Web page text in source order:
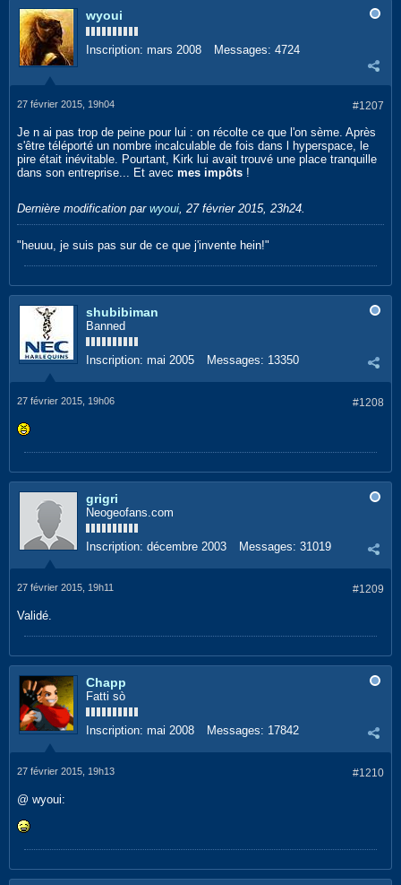
wyoui
Inscription: mars 2008 Messages: 4724
#1207
27 février 2015, 19h04
Je n ai pas trop de peine pour lui : on récolte ce que l'on sème. Après
s'être téléporté un nombre incalculable de fois dans l hyperspace, le
pire était inévitable. Pourtant, Kirk lui avait trouvé une place tranquille
dans son entreprise... Et avec mes impôts !
Dernière modification par wyoui, 27 février 2015, 23h24.
"heuuu, je suis pas sur de ce que j'invente hein!"
shubibiman
Banned
Inscription: mai 2005 Messages: 13350
#1208
27 février 2015, 19h06
grigri
Neogeofans.com
Inscription: décembre 2003 Messages: 31019
#1209
27 février 2015, 19h11
Validé.
Chapp
Fatti sò
Inscription: mai 2008 Messages: 17842
#1210
27 février 2015, 19h13
@ wyoui: